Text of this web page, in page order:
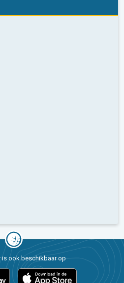
is ook beschikbaar op